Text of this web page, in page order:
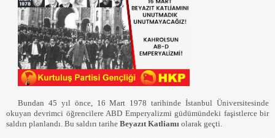
Bundan 45 yıl önce, 16 Mart 1978 tarihinde İstanbul Üniversitesinde
okuyan devrimci öğrencilere ABD Emperyalizmi güdümündeki faşistlerce bir
saldırı planlandı. Bu saldırı tarihe Beyazıt Katliamı olarak geçti.